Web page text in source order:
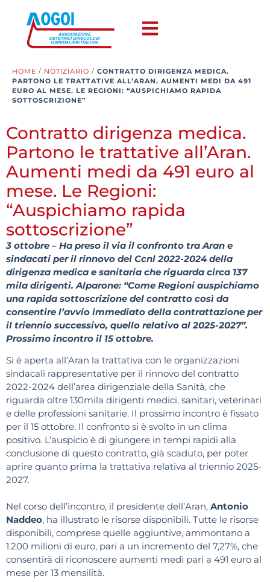
HOME / NOTIZIARIO / CONTRATTO DIRIGENZA MEDICA.
PARTONO LE TRATTATIVE ALL’ARAN. AUMENTI MEDI DA 491
EURO AL MESE. LE REGIONI: “AUSPICHIAMO RAPIDA
SOTTOSCRIZIONE”
Contratto dirigenza medica.
Partono le trattative all’Aran.
Aumenti medi da 491 euro al
mese. Le Regioni:
“Auspichiamo rapida
sottoscrizione”
3 ottobre – Ha preso il via il confronto tra Aran e
sindacati per il rinnovo del Ccnl 2022-2024 della
dirigenza medica e sanitaria che riguarda circa 137
mila dirigenti. Alparone: “Come Regioni auspichiamo
una rapida sottoscrizione del contratto così da
consentire l’avvio immediato della contrattazione per
il triennio successivo, quello relativo al 2025-2027”.
Prossimo incontro il 15 ottobre.
Si è aperta all’Aran la trattativa con le organizzazioni
sindacali rappresentative per il rinnovo del contratto
2022-2024 dell’area dirigenziale della Sanità, che
riguarda oltre 130mila dirigenti medici, sanitari, veterinari
e delle professioni sanitarie. Il prossimo incontro è fissato
per il 15 ottobre. Il confronto si è svolto in un clima
positivo. L’auspicio è di giungere in tempi rapidi alla
conclusione di questo contratto, già scaduto, per poter
aprire quanto prima la trattativa relativa al triennio 2025-
2027.
Nel corso dell’incontro, il presidente dell’Aran, Antonio
Naddeo, ha illustrato le risorse disponibili. Tutte le risorse
disponibili, comprese quelle aggiuntive, ammontano a
1.200 milioni di euro, pari a un incremento del 7,27%, che
consentirà di riconoscere aumenti medi pari a 491 euro al
mese per 13 mensilità.